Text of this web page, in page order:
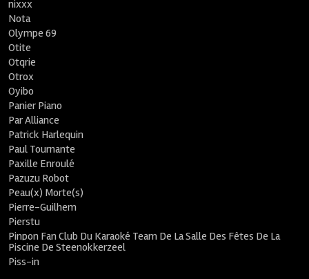
nixxx
Nota
Olympe 69
Otite
Otqrie
Otrox
Oyibo
Panier Piano
Par Alliance
Patrick Harlequin
Paul Tournante
Paxille Enroulé
Pazuzu Robot
Peau(x) Morte(s)
Pierre-Guilhem
Pierstu
Pinpon Fan Club Du Karaoké Team De La Salle Des Fêtes De La
Piscine De Steenokkerzeel
Piss-in